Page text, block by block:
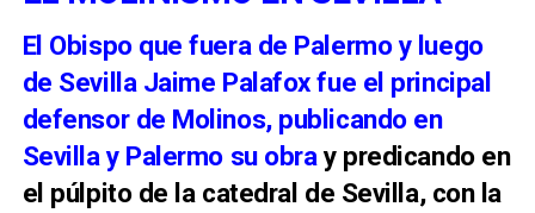
El Obispo que fuera de Palermo y luego
de Sevilla Jaime Palafox fue el principal
defensor de Molinos, publicando en
Sevilla y Palermo su obray predicando en
el púlpito de la catedral de Sevilla, con la